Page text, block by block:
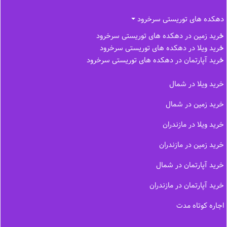
دهکده های توریستی سرخرود
خرید زمین در دهکده های توریستی سرخرود
خرید ویلا در دهکده های توریستی سرخرود
خرید آپارتمان در دهکده های توریستی سرخرود
خرید ویلا در شمال
خرید زمین در شمال
خرید ویلا در مازندران
خرید زمین در مازندران
خرید آپارتمان در شمال
خرید آپارتمان در مازندران
اجاره کوتاه مدت